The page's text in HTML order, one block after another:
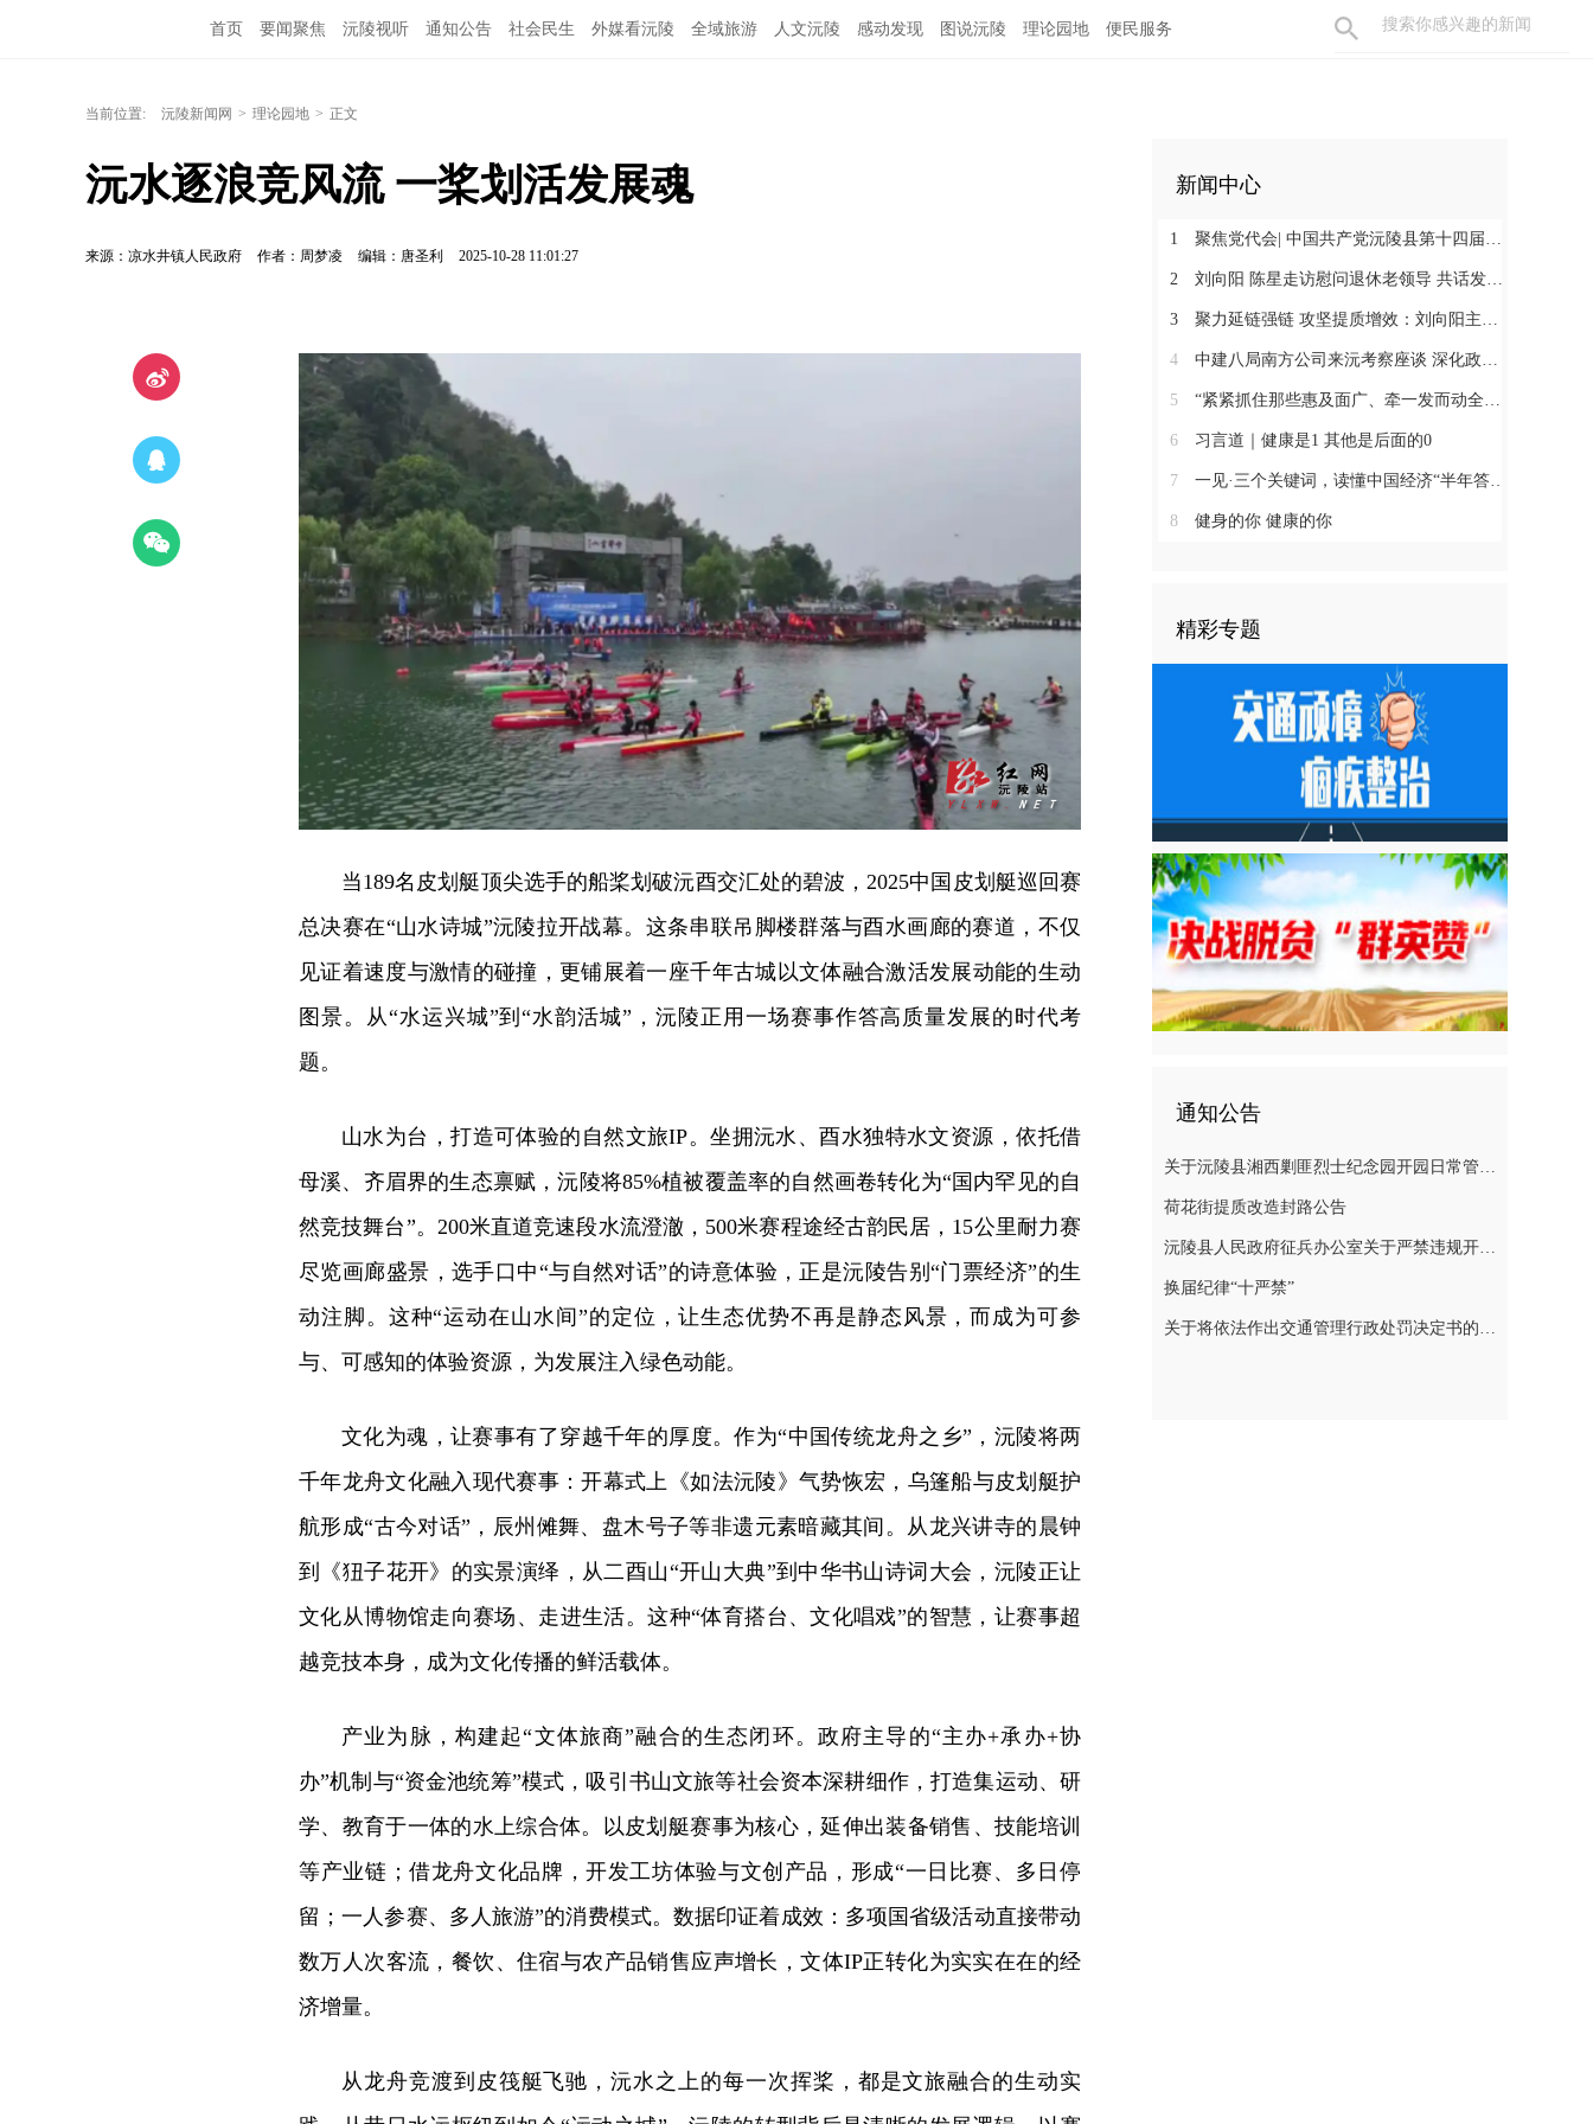
首页 要闻聚焦 沅陵视听 通知公告 社会民生 外媒看沅陵 全域旅游 人文沅陵 感动发现 图说沅陵 理论园地 便民服务
当前位置: 沅陵新闻网 > 理论园地 > 正文
沅水逐浪竞风流 一桨划活发展魂
来源：凉水井镇人民政府 作者：周梦凌 编辑：唐圣利 2025-10-28 11:01:27
当189名皮划艇顶尖选手的船桨划破沅酉交汇处的碧波，2025中国皮划艇巡回赛
总决赛在“山水诗城”沅陵拉开战幕。这条串联吊脚楼群落与酉水画廊的赛道，不仅
见证着速度与激情的碰撞，更铺展着一座千年古城以文体融合激活发展动能的生动
图景。从“水运兴城”到“水韵活城”，沅陵正用一场赛事作答高质量发展的时代考
题。
山水为台，打造可体验的自然文旅IP。坐拥沅水、酉水独特水文资源，依托借
母溪、齐眉界的生态禀赋，沅陵将85%植被覆盖率的自然画卷转化为“国内罕见的自
然竞技舞台”。200米直道竞速段水流澄澈，500米赛程途经古韵民居，15公里耐力赛
尽览画廊盛景，选手口中“与自然对话”的诗意体验，正是沅陵告别“门票经济”的生
动注脚。这种“运动在山水间”的定位，让生态优势不再是静态风景，而成为可参
与、可感知的体验资源，为发展注入绿色动能。
文化为魂，让赛事有了穿越千年的厚度。作为“中国传统龙舟之乡”，沅陵将两
千年龙舟文化融入现代赛事：开幕式上《如法沅陵》气势恢宏，乌篷船与皮划艇护
航形成“古今对话”，辰州傩舞、盘木号子等非遗元素暗藏其间。从龙兴讲寺的晨钟
到《狃子花开》的实景演绎，从二酉山“开山大典”到中华书山诗词大会，沅陵正让
文化从博物馆走向赛场、走进生活。这种“体育搭台、文化唱戏”的智慧，让赛事超
越竞技本身，成为文化传播的鲜活载体。
产业为脉，构建起“文体旅商”融合的生态闭环。政府主导的“主办+承办+协
办”机制与“资金池统筹”模式，吸引书山文旅等社会资本深耕细作，打造集运动、研
学、教育于一体的水上综合体。以皮划艇赛事为核心，延伸出装备销售、技能培训
等产业链；借龙舟文化品牌，开发工坊体验与文创产品，形成“一日比赛、多日停
留；一人参赛、多人旅游”的消费模式。数据印证着成效：多项国省级活动直接带动
数万人次客流，餐饮、住宿与农产品销售应声增长，文体IP正转化为实实在在的经
济增量。
从龙舟竞渡到皮筏艇飞驰，沅水之上的每一次挥桨，都是文旅融合的生动实
新闻中心
1 聚焦党代会| 中国共产党沅陵县第十四届委员会第一次全体会议召开 刘向阳当选为县委书记
2 刘向阳 陈星走访慰问退休老领导 共话发展凝聚奋进合力
3 聚力延链强链 攻坚提质增效：刘向阳主持召开新金属产业链工作调度会
4 中建八局南方公司来沅考察座谈 深化政企合作 提速张沅高速项目建设
5 “紧紧抓住那些惠及面广、牵一发而动全身的工作” ——突出重点推进健康中国建设观察
6 习言道｜健康是1 其他是后面的0
7 一见·三个关键词，读懂中国经济“半年答卷”
8 健身的你 健康的你
精彩专题
通知公告
关于沅陵县湘西剿匪烈士纪念园开园日常管理规定（草案）公开征求意见的公告
荷花街提质改造封路公告
沅陵县人民政府征兵办公室关于严禁违规开展 涉征兵商业化培训的公告
换届纪律“十严禁”
关于将依法作出交通管理行政处罚决定书的公告